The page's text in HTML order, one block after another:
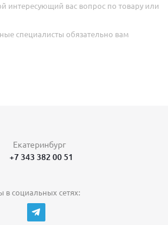
интересующий вас вопрос по товару или
специалисты обязательно вам
Екатеринбург
+7 343 382 00 51
в социальных сетях: